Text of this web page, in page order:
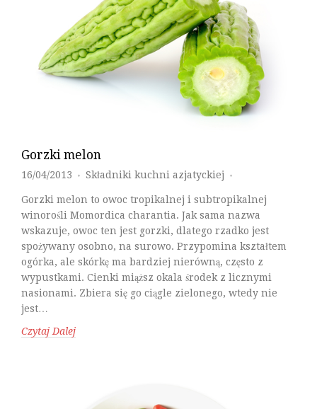
Gorzki melon
16/04/2013 ♦ Składniki kuchni azjatyckiej ♦
Gorzki melon to owoc tropikalnej i subtropikalnej
winorośli Momordica charantia. Jak sama nazwa
wskazuje, owoc ten jest gorzki, dlatego rzadko jest
spożywany osobno, na surowo. Przypomina kształtem
ogórka, ale skórkę ma bardziej nierówną, często z
wypustkami. Cienki miąższ okala środek z licznymi
nasionami. Zbiera się go ciągle zielonego, wtedy nie
jest…
Czytaj Dalej